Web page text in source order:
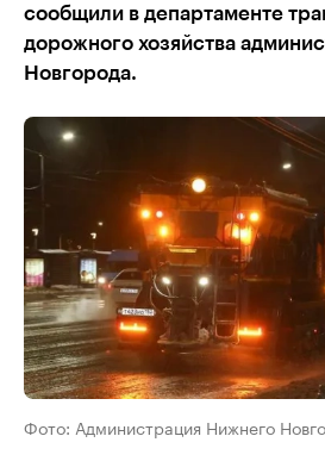
сообщили в департаменте
дорожного хозяйства
Новгорода.
Фото: Администрация Нижнего